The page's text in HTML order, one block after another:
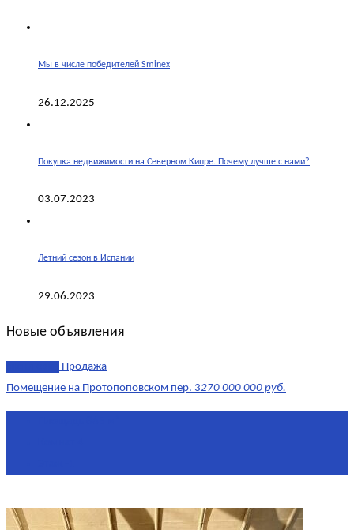
Мы в числе победителей Sminex
26.12.2025
Покупка недвижимости на Северном Кипре. Почему лучше с нами?
03.07.2023
Летний сезон в Испании
29.06.2023
Новые объявления
Продажа
Помещение на Протопоповском пер. 3270 000 000 руб.